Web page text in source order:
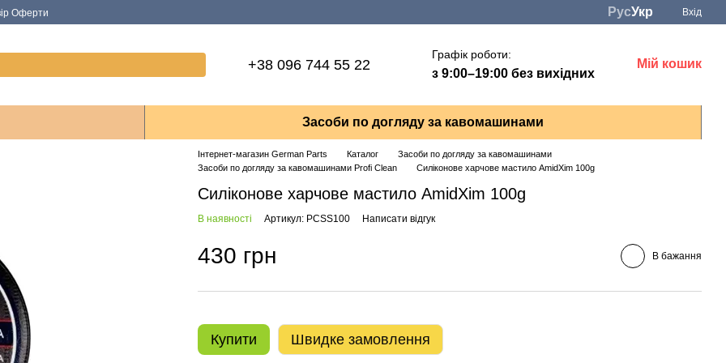
Оферти РусУкр Вхід
+38 096 744 55 22
Графік роботи:
з 9:00–19:00 без вихідних
Мій кошик
Засоби по догляду за кавомашинами
Інтернет-магазин German Parts Каталог
Засоби по догляду за кавомашинами
Засоби по догляду за кавомашинами Profi Clean
Силіконове харчове мастило AmidXim 100g
Силіконове харчове мастило AmidXim 100g
В наявності Артикул: PCSS100 Написати відгук
430 грн В бажання
Купити Швидке замовлення